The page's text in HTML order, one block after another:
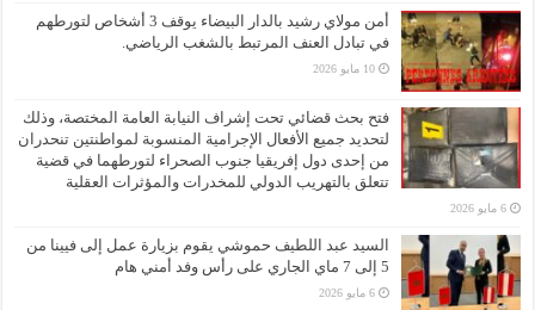
أمن مولاي رشيد بالدار البيضاء يوقف 3 أشخاص لتورطهم
في تبادل العنف المرتبط بالشغب الرياضي.
10 مايو 2026
فتح بحث قضائي تحت إشراف النيابة العامة المختصة، وذلك
لتحديد جميع الأفعال الإجرامية المنسوبة لمواطنتين تنحدران
من إحدى دول إفريقيا جنوب الصحراء لتورطهما في قضية
تتعلق بالتهريب الدولي للمخدرات والمؤثرات العقلية
6 مايو 2026
السيد عبد اللطيف حموشي يقوم بزيارة عمل إلى فيينا من
5 إلى 7 ماي الجاري على رأس وفد أمني هام
6 مايو 2026